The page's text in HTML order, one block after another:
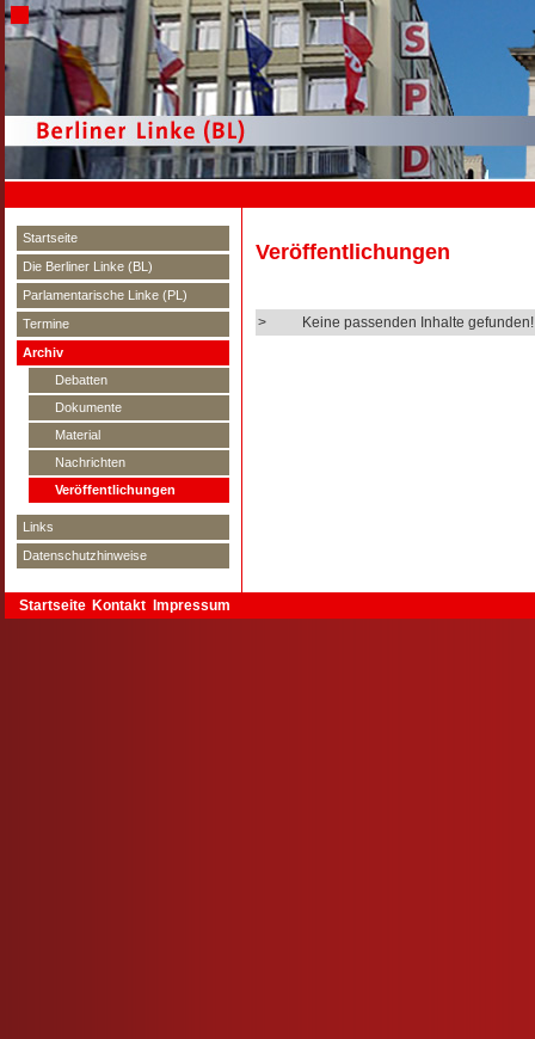
Veröffentlichungen
> Keine passenden Inhalte gefunden!
Startseite
Die Berliner Linke (BL)
Parlamentarische Linke (PL)
Termine
Archiv
Debatten
Dokumente
Material
Nachrichten
Veröffentlichungen
Links
Datenschutzhinweise
Startseite Kontakt Impressum